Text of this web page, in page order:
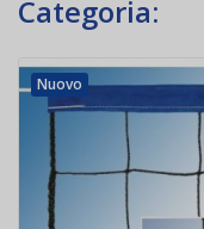
Categoria:
Nuovo